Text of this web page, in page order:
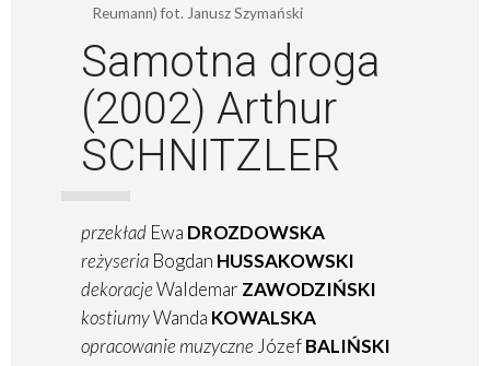
Reumann) fot. Janusz Szymański
Samotna droga
(2002) Arthur
SCHNITZLER
przekład Ewa DROZDOWSKA
reżyseria Bogdan HUSSAKOWSKI
dekoracjeWaldemar ZAWODZIŃSKI
kostiumyWanda KOWALSKA
opracowanie muzyczne JózefBALIŃSKI